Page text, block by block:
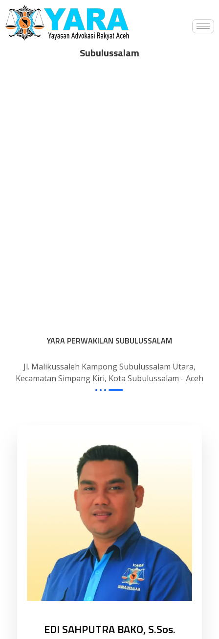
Subulussalam
YARA PERWAKILAN SUBULUSSALAM
Jl. Malikussaleh Kampong Subulussalam Utara,
Kecamatan Simpang Kiri, Kota Subulussalam - Aceh
EDI SAHPUTRA BAKO, S.Sos.